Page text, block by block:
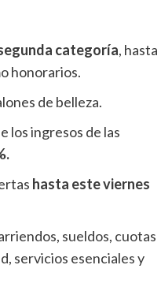
categoría, hasta
honorarios.
de belleza.
los ingresos de las
hasta este viernes
sueldos, cuotas
servicios esenciales y